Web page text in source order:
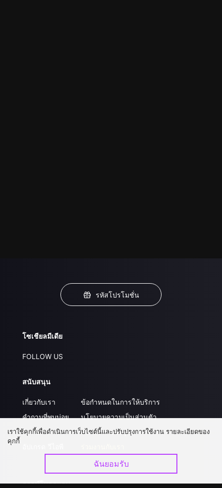
รหัสโปรโมชั่น
โซเชียลมีเดีย
FOLLOW US
สนับสนุน
เกี่ยวกับเรา
คำถามที่พบบ่อย
ติดต่อเรา
ข้อกำหนดในการให้บริการ
นโยบายความเป็นส่วนตัว
ส่งผลงานของคุณ
ดาวน์โหลดแอป
เราใช้คุกกี้เพื่อดำเนินการเว็บไซต์นี้และปรับปรุงการใช้งาน รายละเอียดของ
คุกกี้
ฉันยอมรับ